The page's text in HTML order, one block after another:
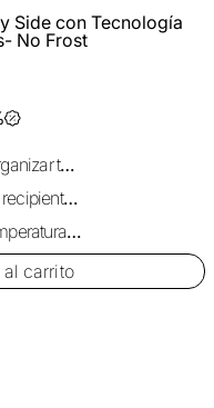
Side con Tecnología
No Frost
alimentos.
grandes.
interior.
al carrito